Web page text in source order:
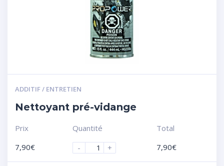
ADDITIF / ENTRETIEN
Nettoyant pré-vidange
Prix
7,90€
Quantité
-
+
Total
7,90€